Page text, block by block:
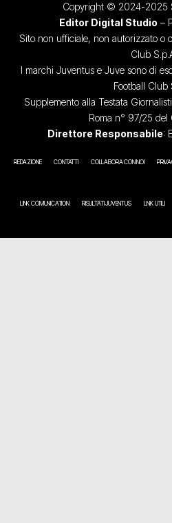
Copyright © 2024-2025
Editor Digital Studio –
Sito non ufficiale, non autorizzato o
Club
I marchi Juventus e Juve sono di
Football Club
Supplemento alla Testata
Roma n° 97/25
Direttore Responsabile:
REDAZIONE CONTATTI COLLABORA CON NOI
LINK COMUNICATION RISULTATI JUVENTUS LINK UTILI